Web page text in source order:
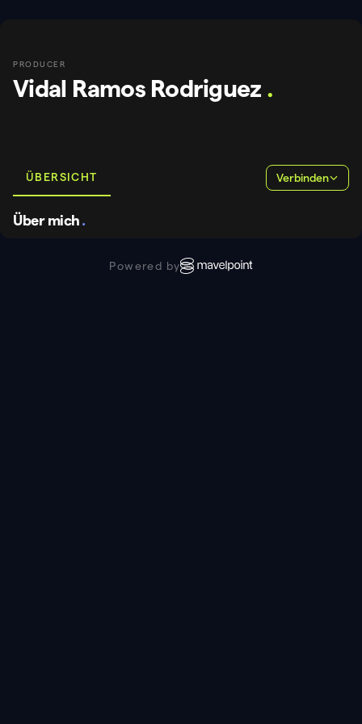
PRODUCER
Vidal Ramos Rodriguez .
ÜBERSICHT Verbinden
Über mich .
Powered by